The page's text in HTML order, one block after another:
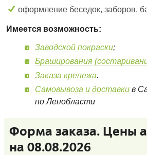
оформление беседок, заборов,
Имеется возможность:
Заводской покраски;
Браширования
Заказа крепежа.
Самовывоза и доставки в
по Ленобласти
Форма заказа. Цены
на 08.08.2026